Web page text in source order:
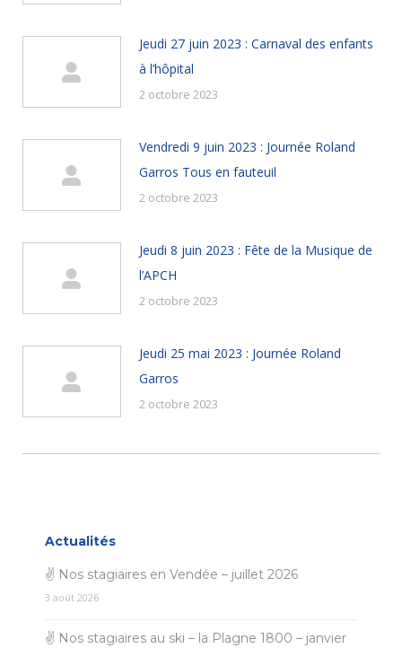
Jeudi 27 juin 2023 : Carnaval des enfants
à l’hôpital
2 octobre 2023
Vendredi 9 juin 2023 : Journée Roland
Garros Tous en fauteuil
2 octobre 2023
Jeudi 8 juin 2023 : Fête de la Musique de
l’APCH
2 octobre 2023
Jeudi 25 mai 2023 : Journée Roland
Garros
2 octobre 2023
Actualités
✌ Nos stagiaires en Vendée – juillet 2026
3 août 2026
✌ Nos stagiaires au ski – la Plagne 1800 – janvier